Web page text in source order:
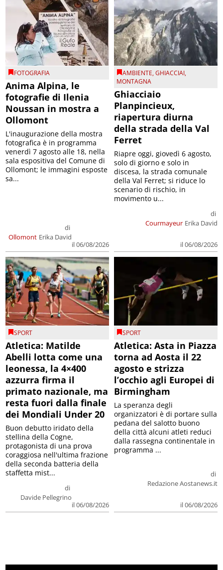
FOTOGRAFIA
Anima Alpina, le
fotografie di Ilenia
Noussan in mostra a
Ollomont
Ollomont
di
Erika David
il 06/08/2026
L'inaugurazione della mostra
fotografica è in programma
venerdì 7 agosto alle 18, nella
sala espositiva del Comune di
Ollomont; le immagini esposte
sa...
AMBIENTE,GHIACCIAI,
MONTAGNA
Ghiacciaio
Planpincieux,
riapertura diurna
della strada della Val
Ferret
Courmayeur
di
Erika David
il 06/08/2026
Riapre oggi, giovedì 6 agosto,
solo di giorno e solo in
discesa, la strada comunale
della Val Ferret; si riduce lo
scenario di rischio, in
movimento u...
SPORT
Atletica: Matilde
Abelli lotta come una
leonessa, la 4×400
azzurra firma il
primato nazionale, ma
resta fuori dalla finale
dei Mondiali Under 20
di
Davide Pellegrino
il 06/08/2026
Buon debutto iridato della
stellina della Cogne,
protagonista di una prova
coraggiosa nell'ultima frazione
della seconda batteria della
staffetta mist...
SPORT
Atletica: Asta in Piazza
torna ad Aosta il 22
agosto e strizza
l’occhio agli Europei di
Birmingham
di
Redazione Aostanews.it
il 06/08/2026
La speranza degli
organizzatori è di portare sulla
pedana del salotto buono
della città alcuni atleti reduci
dalla rassegna continentale in
programma ...